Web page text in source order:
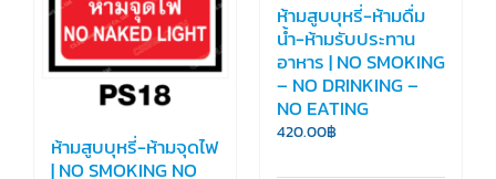
ห้ามสูบบุหรี่-ห้ามจุดไฟ
| NO SMOKING NO
ห้ามสูบบุหรี่-ห้ามดื่ม
น้ำ-ห้ามรับประทาน
อาหาร | NO SMOKING
– NO DRINKING –
NO EATING
420.00฿